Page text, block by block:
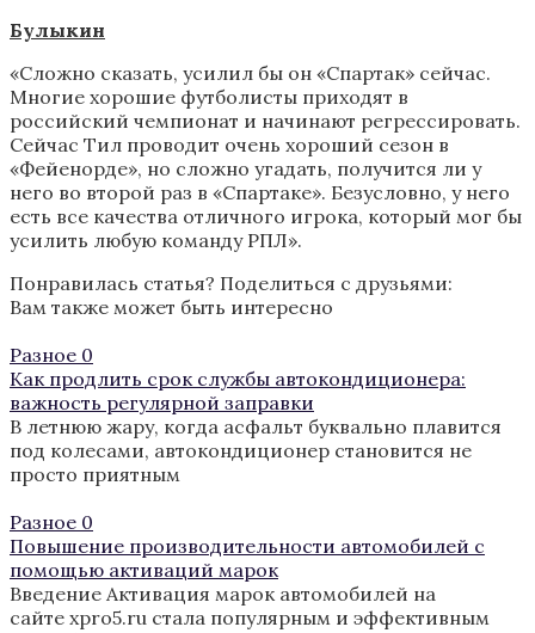
Булыкин
«Сложно сказать, усилил бы он «Спартак» сейчас.
Многие хорошие футболисты приходят в
российский чемпионат и начинают регрессировать.
Сейчас Тил проводит очень хороший сезон в
«Фейенорде», но сложно угадать, получится ли у
него во второй раз в «Спартаке». Безусловно, у него
есть все качества отличного игрока, который мог бы
усилить любую команду РПЛ».
Понравилась статья? Поделиться с друзьями:
Вам также может быть интересно
Разное 0
Как продлить срок службы автокондиционера:
важность регулярной заправки
В летнюю жару, когда асфальт буквально плавится
под колесами, автокондиционер становится не
просто приятным
Разное 0
Повышение производительности автомобилей с
помощью активаций марок
Введение Активация марок автомобилей на
сайте xpro5.ru стала популярным и эффективным